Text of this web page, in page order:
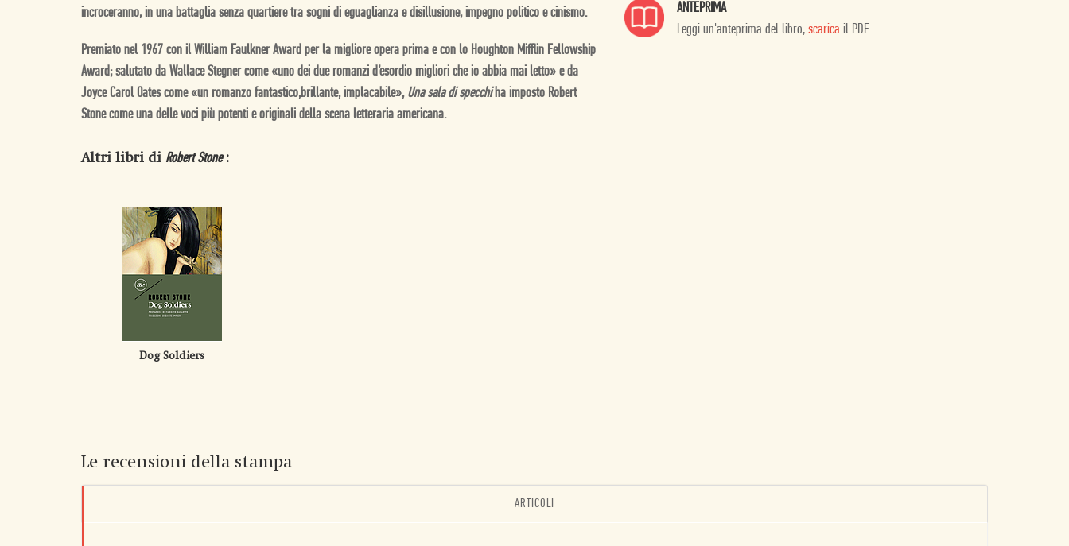
incroceranno, in una battaglia senza quartiere tra sogni di eguaglianza e disillusione, impegno politico e cinismo.
Premiato nel 1967 con il William Faulkner Award per la migliore opera prima e con lo Houghton Mifflin Fellowship
Award; salutato da Wallace Stegner come «uno dei due romanzi d’esordio migliori che io abbia mai letto» e da
Joyce Carol Oates come «un romanzo fantastico,brillante, implacabile», Una sala di specchiha imposto Robert
Stone come una delle voci più potenti e originali della scena letteraria americana.
ANTEPRIMA
Leggi un'anteprima del libro, scarica il PDF
Altri libri di Robert Stone:
Dog Soldiers
Le recensioni della stampa
ARTICOLI